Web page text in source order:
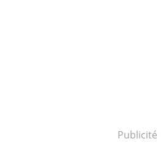
Publicité